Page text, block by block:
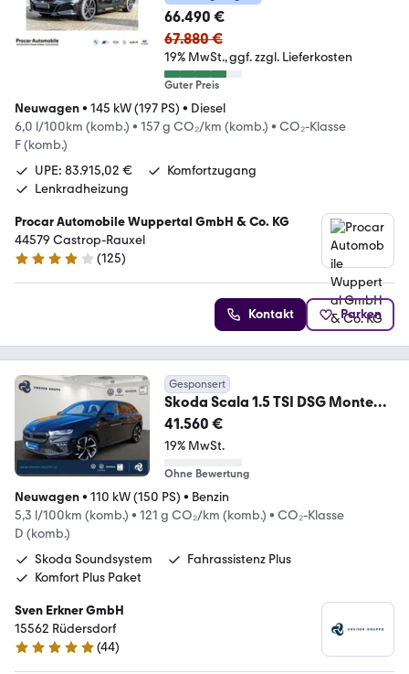
66.490 €
67.880 €
19% MwSt. ggf. zzgl. Lieferkosten
Guter Preis
Neuwagen• 145 kW (197 PS) • Diesel
6,0 l/100km (komb.) • 157 g CO₂/km (komb.) • CO₂-Klasse
F (komb.)
UPE: 83.915,02 €
Komfortzugang
Lenkradheizung
Procar Automobile Wuppertal GmbH & Co. KG
44579 Castrop-Rauxel
3.9 Sterne
(125)
Kontakt Parken
Gesponsert
Skoda Scala 1.5 TSI DSG Monte
Carlo +ACC+BHZFS+NAVI+RF
41.560 €
19% MwSt.
Ohne Bewertung
Neuwagen• 110 kW (150 PS) • Benzin
5,3 l/100km (komb.) • 121 g CO₂/km (komb.) • CO₂-Klasse
D (komb.)
Skoda Soundsystem
Fahrassistenz Plus
Komfort Plus Paket
Sven Erkner GmbH
15562 Rüdersdorf
4.9 Sterne
(44)